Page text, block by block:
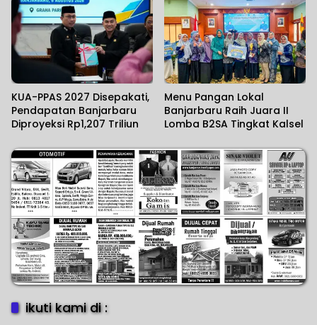
KUA-PPAS 2027 Disepakati,
Pendapatan Banjarbaru
Diproyeksi Rp1,207 Triliun
Menu Pangan Lokal
Banjarbaru Raih Juara II
Lomba B2SA Tingkat Kalsel
ikuti kami di :